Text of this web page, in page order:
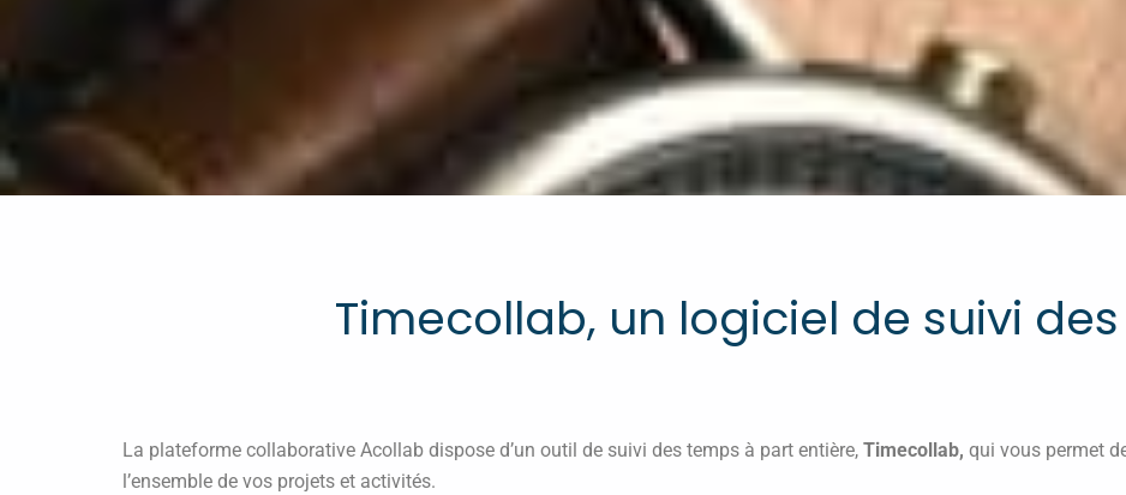
Timecollab, un logiciel de suivi
La plateforme collaborative Acollab dispose d’un outil de suivi des temps à part entière, Timecollab, qui vous permet
l’ensemble de vos projets et activités.